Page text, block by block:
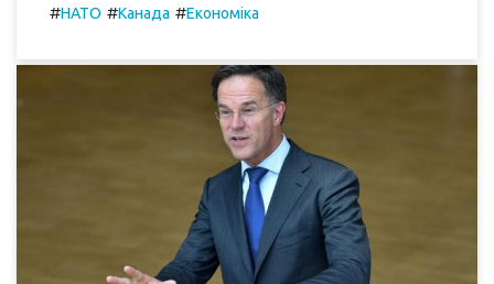
#НАТО #Канада #Економіка